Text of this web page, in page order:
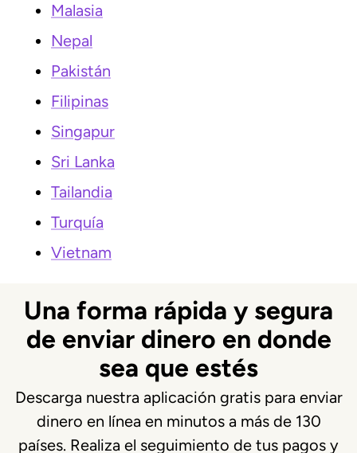
Malasia
Nepal
Pakistán
Filipinas
Singapur
Sri Lanka
Tailandia
Turquía
Vietnam
Una forma rápida y segura
de enviar dinero en donde
sea que estés
Descarga nuestra aplicación gratis para enviar
dinero en línea en minutos a más de 130
países. Realiza el seguimiento de tus pagos y